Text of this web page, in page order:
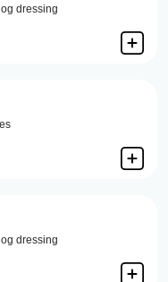
dressing
dressing